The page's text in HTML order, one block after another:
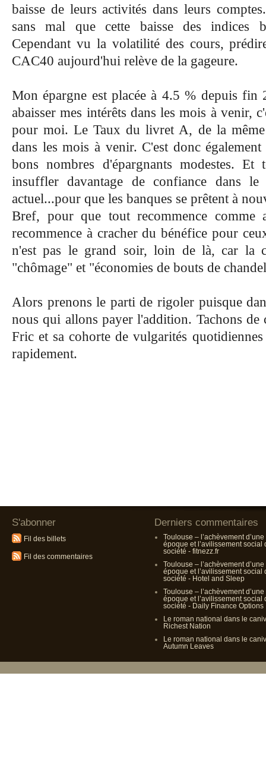
baisse de leurs activités dans leurs
sans mal que cette baisse des indices
Cependant vu la volatilité des cours,
CAC40 aujourd'hui relève de la gageure.
Mon épargne est placée à 4.5 % depuis fin
abaisser mes intérêts dans les mois à venir,
pour moi. Le Taux du livret A, de la même
dans les mois à venir. C'est donc
bons nombres d'épargnants modestes.
insuffler davantage de confiance dans le
actuel...pour que les banques se prêtent à
Bref, pour que tout recommence comme
recommence à cracher du bénéfice pour
n'est pas le grand soir, loin de là, car la
"chômage" et "économies de bouts de
Alors prenons le parti de rigoler puisque
nous qui allons payer l'addition. Tachons de
Fric et sa cohorte de vulgarités
rapidement.
S'abonner
Fil des billets
Fil des commentaires
Derniers commentaires
Toulouse – l’achèvement d’une
époque et l’avilissement social
société - fitnezz.fr
Toulouse – l’achèvement d’une
époque et l’avilissement social
société - Hotel and Sleep
Toulouse – l’achèvement d’une
époque et l’avilissement social
société - Daily Finance Options
Le roman national dans le
Richest Nation
Le roman national dans le
Autumn Leaves